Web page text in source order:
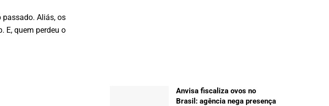
Aliás, os
E, quem perdeu o
Anvisa fiscaliza ovos no
Brasil: agência nega presença